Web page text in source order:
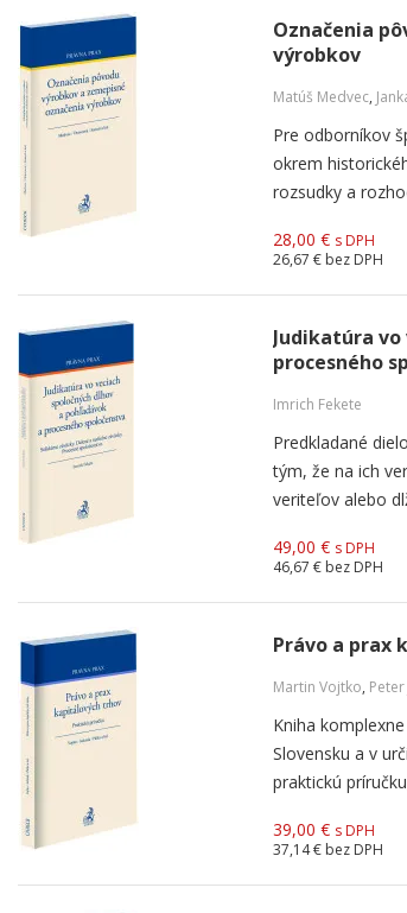
Označenia
výrobkov
Matúš Medvec,
Pre odborníkov
okrem
rozsudky a
28,00 € s DPH
26,67 € bez DPH
Judikatúra vo
procesného
Imrich Fekete
Predkladané
tým, že na ich
veriteľov alebo
49,00 € s DPH
46,67 € bez DPH
Právo a prax
Martin Vojtko,
Kniha
Slovensku a v
praktickú
39,00 € s DPH
37,14 € bez DPH